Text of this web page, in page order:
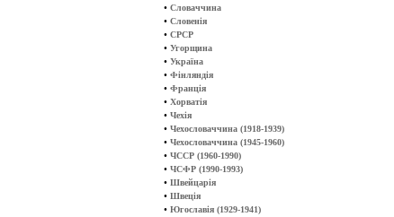
• Словаччина
• Словенія
• СРСР
• Угорщина
• Україна
• Фінляндія
• Франція
• Хорватія
• Чехія
• Чехословаччина (1918-1939)
• Чехословаччина (1945-1960)
• ЧССР (1960-1990)
• ЧСФР (1990-1993)
• Швейцарія
• Швеція
• Югославія (1929-1941)